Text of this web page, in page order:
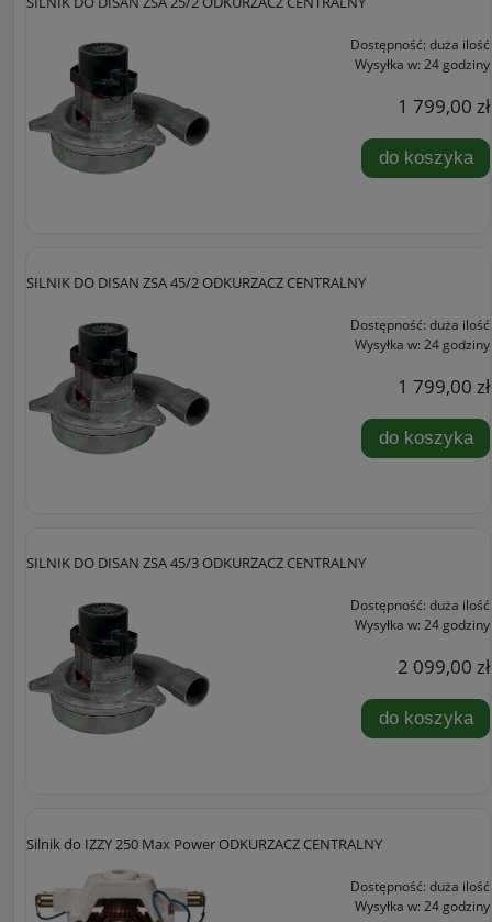
Dostępność: duża ilość
Wysyłka w: 24 godziny
1 799,00 zł
do koszyka
SILNIK DO DISAN ZSA 45/2 ODKURZACZ CENTRALNY
Dostępność: duża ilość
Wysyłka w: 24 godziny
1 799,00 zł
do koszyka
SILNIK DO DISAN ZSA 45/3 ODKURZACZ CENTRALNY
Dostępność: duża ilość
Wysyłka w: 24 godziny
2 099,00 zł
do koszyka
Silnik do IZZY 250 Max Power ODKURZACZ CENTRALNY
Dostępność: duża ilość
Wysyłka w: 24 godziny